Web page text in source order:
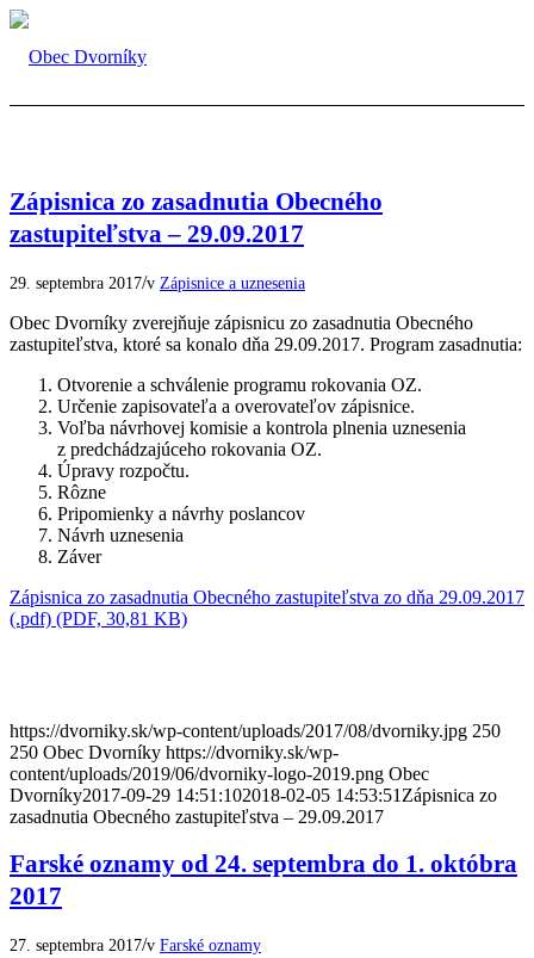
Zápisnica zo zasadnutia Obecného
zastupiteľstva – 29.09.2017
29. septembra 2017/v Zápisnice a uznesenia
Obec Dvorníky zverejňuje zápisnicu zo zasadnutia Obecného
zastupiteľstva, ktoré sa konalo dňa 29.09.2017. Program zasadnutia:
Otvorenie a schválenie programu rokovania OZ.
Určenie zapisovateľa a overovateľov zápisnice.
Voľba návrhovej komisie a kontrola plnenia uznesenia
z predchádzajúceho rokovania OZ.
Úpravy rozpočtu.
Rôzne
Pripomienky a návrhy poslancov
Návrh uznesenia
Záver
Zápisnica zo zasadnutia Obecného zastupiteľstva zo dňa 29.09.2017
(.pdf) (PDF, 30,81 KB)
https://dvorniky.sk/wp-content/uploads/2017/08/dvorniky.jpg 250
250 Obec Dvorníky https://dvorniky.sk/wp-
content/uploads/2019/06/dvorniky-logo-2019.png Obec
Dvorníky2017-09-29 14:51:102018-02-05 14:53:51 Zápisnica zo
zasadnutia Obecného zastupiteľstva – 29.09.2017
Farské oznamy od 24. septembra do 1. októbra
2017
27. septembra 2017/v Farské oznamy